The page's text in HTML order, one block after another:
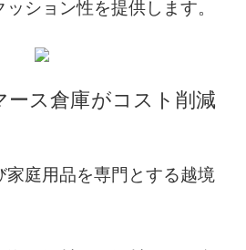
ション性を提供します。
ース倉庫がコスト削減
家庭用品を専門とする越境